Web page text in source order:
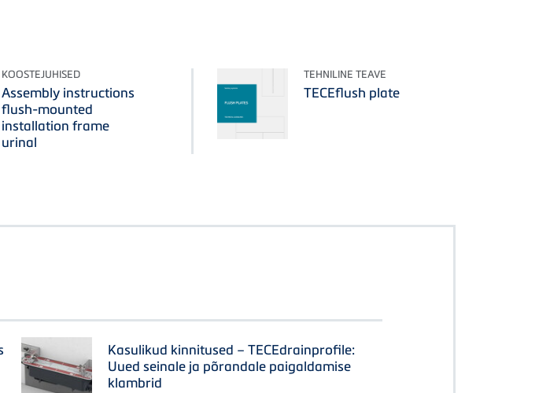
KOOSTEJUHISED
Assembly instructions
flush-mounted
installation frame
urinal
TEHNILINE TEAVE
TECEflush plate
Kasulikud kinnitused – TECEdrainprofile:
Uued seinale ja põrandale paigaldamise
klambrid